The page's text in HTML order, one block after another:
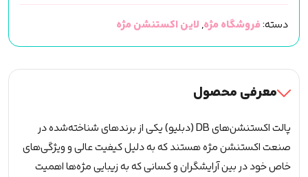
(DB)
0.07
D
MIX
دسته:فروشگاه مژه, لاین اکستنشن مژه
معرفی محصول
پالت اکستنشن‌های DB (دبلیو) یکی از برندهای شناخته‌شده در
صنعت اکستنشن مژه هستند که به دلیل کیفیت عالی و ویژگی‌های
خاص خود در بین آرایشگران و کسانی که به زیبایی مژه‌ها اهمیت